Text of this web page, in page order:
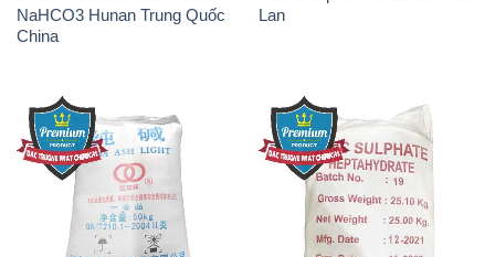
Soda Ash Light – NA2CO3 2
Vòng Tròn Hubei Shuanghuan
Trung Quốc China
Kẽm Sunfat – ZNSO4.7H2O
Ấn Độ India